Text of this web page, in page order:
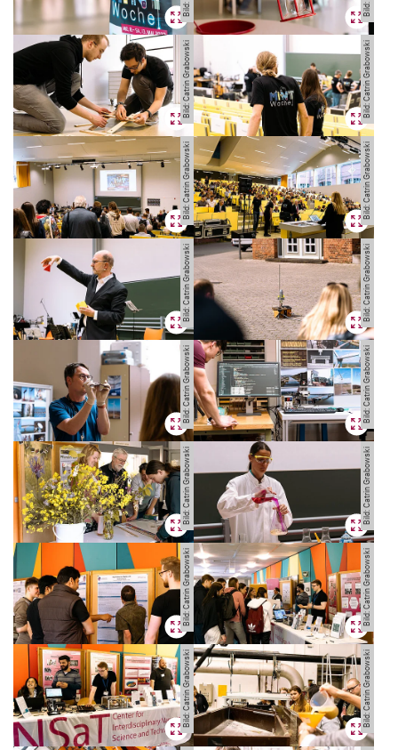
MINT-Tage 2025
MINT on Demand
MINT-Mach-Samstag am 30.05.2026
MINT-Woche „MINT meets Nachhaltigkeit“
Impressionen der MINT-Woche
Studiengänge und Berufsfelder
MINT-Forschungsprojekte
Forschung als Dienstleistung
Bild: Catrin Grabowski
Bild: Catrin Grabowski
Bild: Catrin Grabowski
Bild: Catrin Grabowski
Bild: Catrin Grabowski
Bild: Catrin Grabowski
Bild: Catrin Grabowski
Bild: Catrin Grabowski
Bild: Catrin Grabowski
Bild: Catrin Grabowski
Bild: Catrin Grabowski
Bild: Catrin Grabowski
Bild: Catrin Grabowski
Bild: Catrin Grabowski